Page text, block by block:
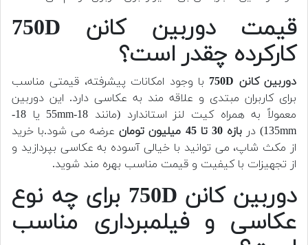
قیمت دوربین کانن 750D
کارکرده چقدر است؟
دوربین کانن 750D
با وجود امکانات پیشرفته، قیمتی مناسب
برای کاربران مبتدی و علاقه مند به عکاسی دارد. این دوربین
معمولاً به همراه کیت لنز استاندارد (مانند 18-55mm یا 18-
135mm) در
بازه 30 تا 45 میلیون تومان عرضه می شود.با خرید
از مکث شاپ، می توانید با خیالی آسوده به عکاسی بپردازید و
از تجهیزات با کیفیت و قیمت مناسب بهره مند شوید.
دوربین کانن 750D برای چه نوع
عکاسی و فیلمبرداری مناسب